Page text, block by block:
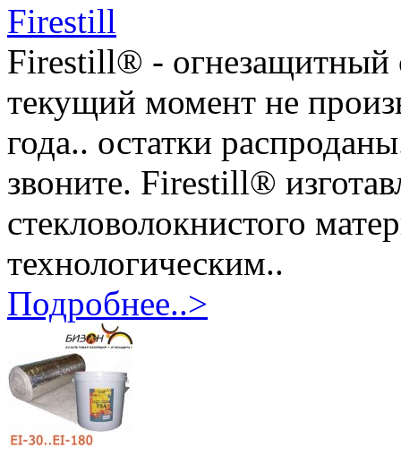
Firestill
Firestill® - огнезащитный
текущий момент не
года.. остатки
звоните. Firestill®
стекловолокнистого
технологическим..
Подробнее..>